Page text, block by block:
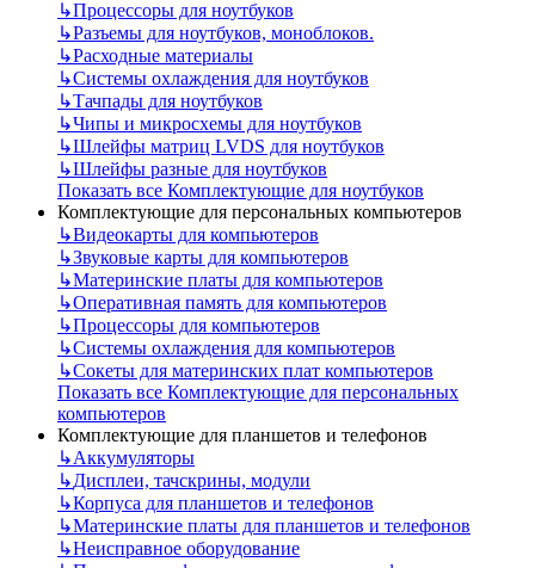
↳Процессоры для ноутбуков
↳Разъемы для ноутбуков, моноблоков.
↳Расходные материалы
↳Системы охлаждения для ноутбуков
↳Тачпады для ноутбуков
↳Чипы и микросхемы для ноутбуков
↳Шлейфы матриц LVDS для ноутбуков
↳Шлейфы разные для ноутбуков
Показать все Комплектующие для ноутбуков
Комплектующие для персональных компьютеров
↳Видеокарты для компьютеров
↳Звуковые карты для компьютеров
↳Материнские платы для компьютеров
↳Оперативная память для компьютеров
↳Процессоры для компьютеров
↳Системы охлаждения для компьютеров
↳Сокеты для материнских плат компьютеров
Показать все Комплектующие для персональных
компьютеров
Комплектующие для планшетов и телефонов
↳Аккумуляторы
↳Дисплеи, тачскрины, модули
↳Корпуса для планшетов и телефонов
↳Материнские платы для планшетов и телефонов
↳Неисправное оборудование